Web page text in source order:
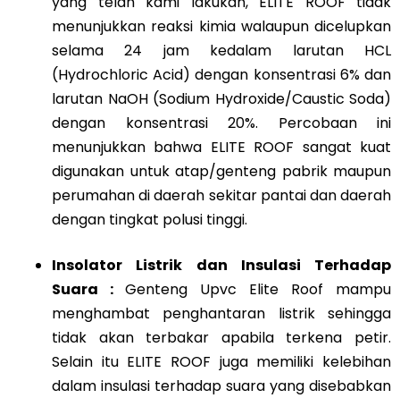
menunjukkan reaksi kimia walaupun dicelupkan
selama 24 jam kedalam larutan HCL
(Hydrochloric Acid) dengan konsentrasi 6% dan
larutan NaOH (Sodium Hydroxide/Caustic Soda)
dengan konsentrasi 20%. Percobaan ini
menunjukkan bahwa ELITE ROOF sangat kuat
digunakan untuk atap/genteng pabrik maupun
perumahan di daerah sekitar pantai dan daerah
dengan tingkat polusi tinggi.
Insolator Listrik dan Insulasi Terhadap
Suara : Genteng Upvc Elite Roof mampu
menghambat penghantaran listrik sehingga
tidak akan terbakar apabila terkena petir.
Selain itu ELITE ROOF juga memiliki kelebihan
dalam insulasi terhadap suara yang disebabkan